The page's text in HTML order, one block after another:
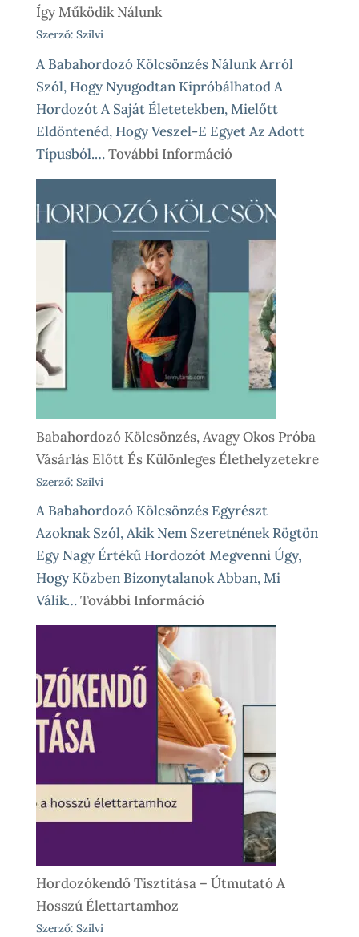
Így Működik Nálunk
Szerző: Szilvi
A Babahordozó Kölcsönzés Nálunk Arról
Szól, Hogy Nyugodtan Kipróbálhatod A
Hordozót A Saját Életetekben, Mielőtt
Eldöntenéd, Hogy Veszel-E Egyet Az Adott
Típusból.…További Információ:
Babahordozó
Kölcsönzés
Lépésről
Lépésre
Így
Működik
Nálunk
Babahordozó Kölcsönzés, Avagy Okos Próba
Vásárlás Előtt És Különleges Élethelyzetekre
Szerző: Szilvi
A Babahordozó Kölcsönzés Egyrészt
Azoknak Szól, Akik Nem Szeretnének Rögtön
Egy Nagy Értékű Hordozót Megvenni Úgy,
Hogy Közben Bizonytalanok Abban, Mi
Válik…További Információ:
Babahordozó
Avagy
Okos
Próba
Vásárlás
Előtt
És
Különleges
Élethelyzetekre
Hordozókendő Tisztítása – Útmutató A
Hosszú Élettartamhoz
Szerző: Szilvi